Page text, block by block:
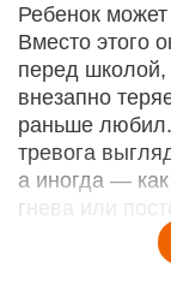
Ребенок
Вместо этого
перед школой,
внезапно
раньше
тревога
а иногда —
гнева или